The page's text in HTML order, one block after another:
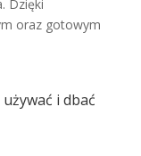
Dzięki
oraz gotowym
i dbać